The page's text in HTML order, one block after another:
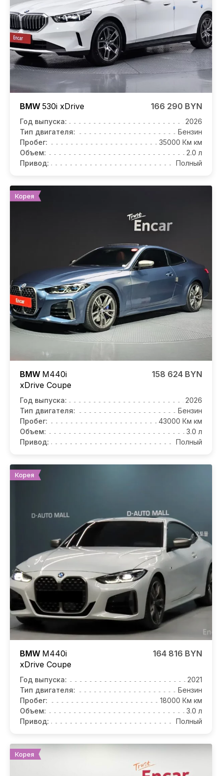
BMW 530i xDrive 166 290 BYN
Год выпуска:
2026
Тип двигателя:
Бензин
Пробег:
35000 Км км
Объем:
2.0 л
Привод:
Полный
Корея
BMW M440i
xDrive Coupe
158 624 BYN
Год выпуска:
2026
Тип двигателя:
Бензин
Пробег:
43000 Км км
Объем:
3.0 л
Привод:
Полный
Корея
BMW M440i
xDrive Coupe
164 816 BYN
Год выпуска:
2021
Тип двигателя:
Бензин
Пробег:
18000 Км км
Объем:
3.0 л
Привод:
Полный
Корея